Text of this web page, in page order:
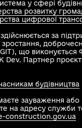
у сфері
розвитку
цифрової
за
що виконується
Dev. Партнер
зауваження або
на адресу служби
construction.gov.ua
будівництва